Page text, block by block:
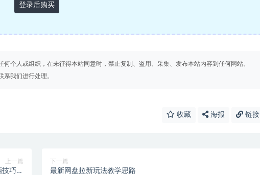
登录后购买
个人或组织，在未征得本站同意时，禁止复制、盗用、采集、发布本站内容到任何网站、
我们进行处理。
收藏 海报 链接
上一篇
巧宴
下一篇
最新网盘拉新玩法教学思路